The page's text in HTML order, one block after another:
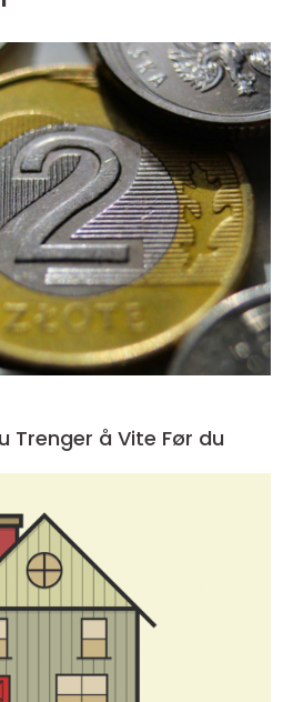
Trenger å Vite Før du